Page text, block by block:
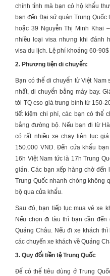
chính tỉnh mà bạn có hộ khẩu
bạn đến Đại sứ quán Trung
hoặc 39 Nguyễn Thị Minh Khai
nhiều loại visa nhưng khi đánh
visa du lịch. Lệ phí khoảng 60-
2. Phương tiện di chuyển:
Bạn có thể di chuyển từ Việt
nhất, di chuyển bằng máy bay.
tới TQ cso giá trung bình từ 150-
tiết kiệm chi phí, các bạn có thể
bằng đường bộ. Nếu bạn đi từ
có rất nhiều xe chạy liên tục
150.000 VND. Đến cửa khẩu
16h Việt Nam tức là 17h Trung
giản. Các bạn xếp hàng chờ
Trung Quốc nhanh chóng không
bộ qua cửa khẩu.
Sau đó, bạn tiếp tục mua vé xe
Nếu chọn đi tàu thì bạn cần
Quảng Châu. Nếu đi xe khách
các chuyến xe khách về Quảng
3. Quy đổi tiền tệ Trung Quốc
Để có thể tiêu dùng ở Trung